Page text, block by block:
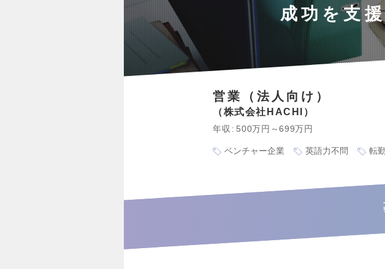
成功を支援
営業（法人向け）
株式会社HACHI
年収 500万円～699万円
ベンチャー企業 英語力不問 転